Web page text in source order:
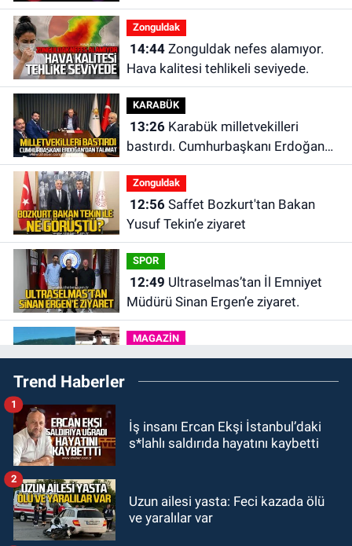
Zonguldak
14:44Zonguldak nefes alamıyor.
Hava kalitesi tehlikeli seviyede.
KARABÜK
13:26Karabük milletvekilleri
bastırdı. Cumhurbaşkanı Erdoğan
talimat verdi
Zonguldak
12:56Saffet Bozkurt'tan Bakan
Yusuf Tekin’e ziyaret
SPOR
12:49
Müdürü Sinan Ergen’e ziyaret.
MAGAZİN
12:31Ülkü Hilal Çiftçi’nin babası
Ünal Çiftçi suç duyurusunda
ortaya çıktı.
12:00Olcay Can görevine resmen
10:51Bülent Ecevit Üniversitesi'ne
Trend Haberler
İş insanı Ercan Ekşi İstanbul’daki
s*lahlı saldırıda hayatını kaybetti
1
Uzun ailesi yasta: Feci kazada ölü
ve yaralılar var
2